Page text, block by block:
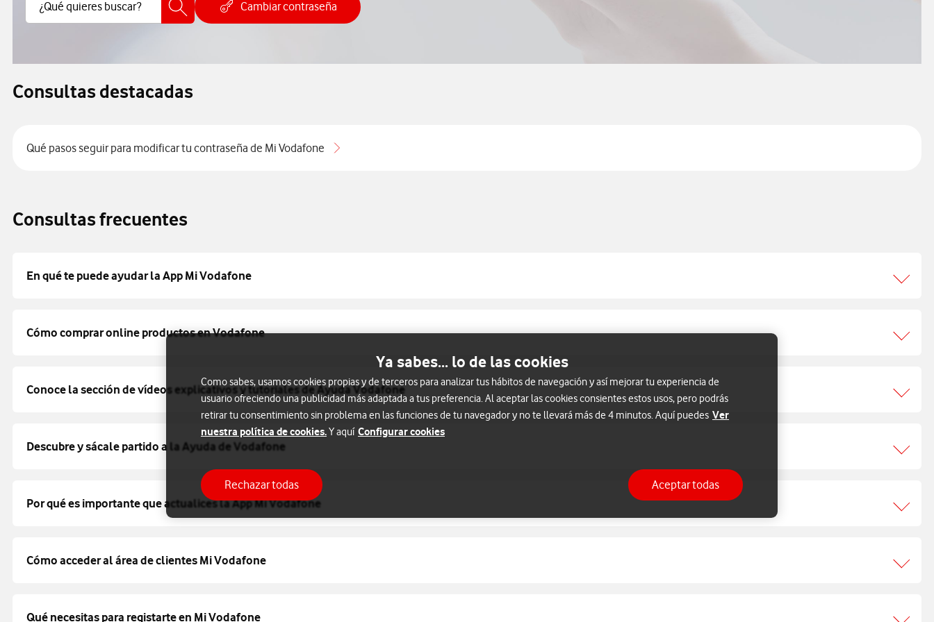
¿Qué quieres buscar?
Buscar Contenido
Cambiar contraseña
Realizar cambio de contraseña
Consultas destacadas
Qué pasos seguir para modificar tu contraseña de Mi Vodafone
Consultas frecuentes
En qué te puede ayudar la App Mi Vodafone
Cómo comprar online productos en Vodafone
Conoce la sección de vídeos explicativos y tutoriales de Ayuda Vodafone
Descubre y sácale partido a la Ayuda de Vodafone
Por qué es importante que actualices la App Mi Vodafone
Cómo acceder al área de clientes Mi Vodafone
Qué necesitas para registarte en Mi Vodafone
Ya sabes... lo de las cookies
Como sabes, usamos cookies propias y de terceros para analizar tus hábitos de navegación y así mejorar tu experiencia de
usuario ofreciendo una publicidad más adaptada a tus preferencia. Al aceptar las cookies consientes estos usos, pero podrás
retirar tu consentimiento sin problema en las funciones de tu navegador y no te llevará más de 4 minutos. Aquí puedes Ver
nuestra política de cookies.Y aquí Configurar cookies
Rechazar todas Aceptar todas